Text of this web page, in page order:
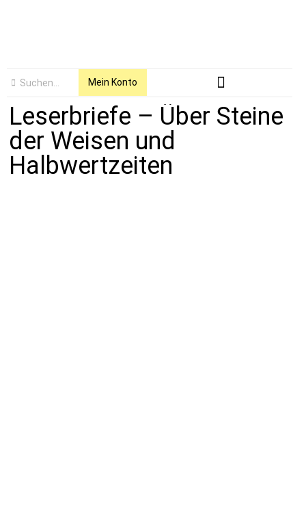
Mein Konto
Leserbriefe – Über Steine
der Weisen und
Halbwertzeiten